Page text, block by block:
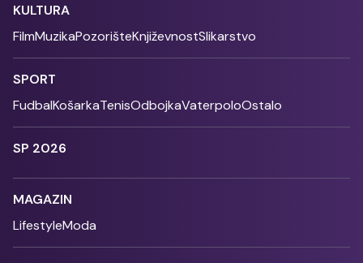
KULTURA
FilmMuzikaPozorišteKnjiževnostSlikarstvo
SPORT
FudbalKošarkaTenisOdbojkaVaterpoloOstalo
SP 2026
MAGAZIN
LifestyleModa